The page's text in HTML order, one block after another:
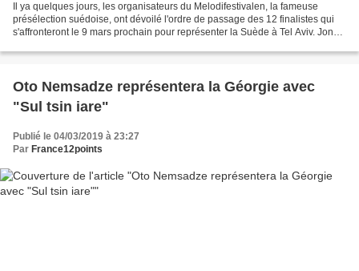
Il ya quelques jours, les organisateurs du Melodifestivalen, la fameuse
présélection suédoise, ont dévoilé l'ordre de passage des 12 finalistes qui
s'affronteront le 9 mars prochain pour représenter la Suède à Tel Aviv. Jon
Oto Nemsadze représentera la Géorgie avec
"Sul tsin iare"
Publié le 04/03/2019 à 23:27
Par France12points